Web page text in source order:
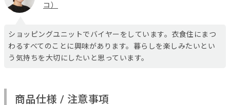
コ）
ショッピングユニットでバイヤーをしています。衣食住にまつ
わるすべてのことに興味があります。暮らしを楽しみたいとい
う気持ちを大切にしたいと思っています。
商品仕様 / 注意事項